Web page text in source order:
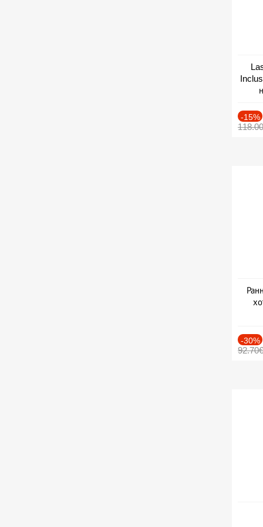
-15%
-30%
92.70€